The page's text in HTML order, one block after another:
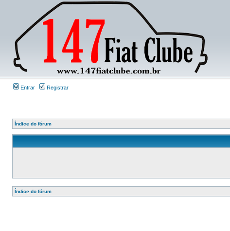
Entrar Registrar
Índice do fórum
Índice do fórum